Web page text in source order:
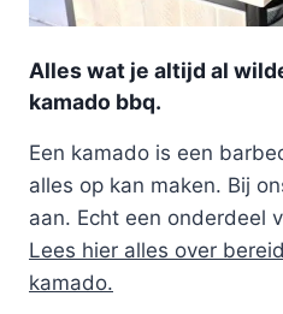
Alles wat je altijd al
kamado bbq.
Een kamado is een
alles op kan maken. Bij
aan. Echt een onderdeel
Lees hier alles over
kamado.